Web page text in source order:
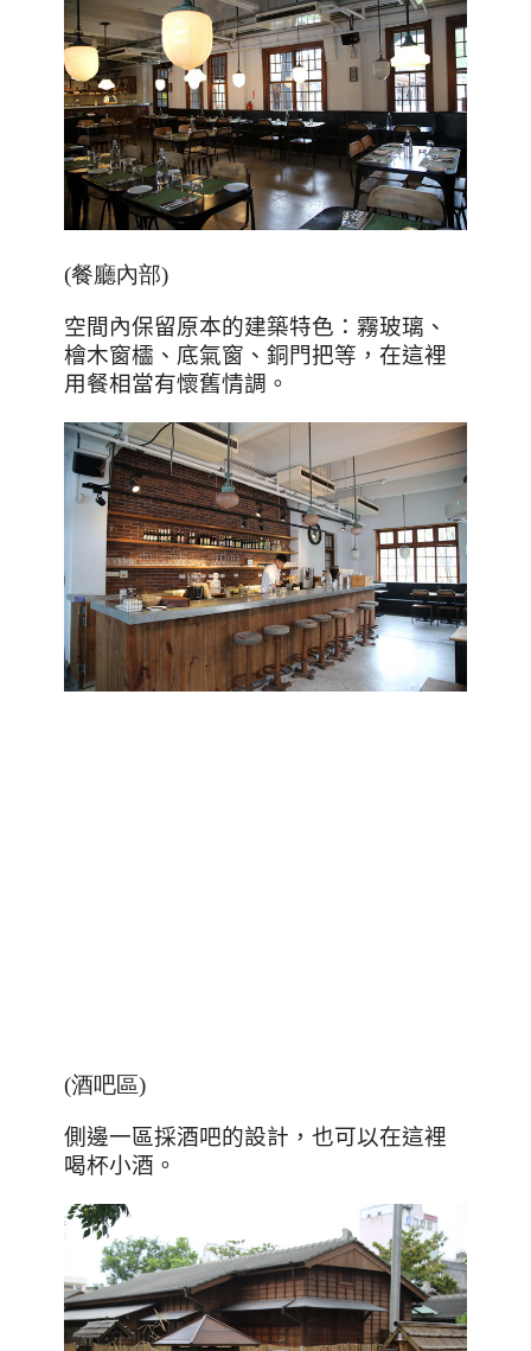
(餐廳內部)
空間內保留原本的建築特色：霧玻璃、
檜木窗櫺、底氣窗、銅門把等，在這裡
用餐相當有懷舊情調。
(酒吧區)
側邊一區採酒吧的設計，也可以在這裡
喝杯小酒。